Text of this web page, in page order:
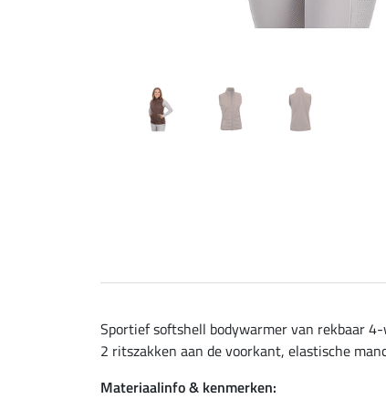
Sportief softshell bodywarmer van rekbaar
2 ritszakken aan de voorkant, elastische
Materiaalinfo & kenmerken: